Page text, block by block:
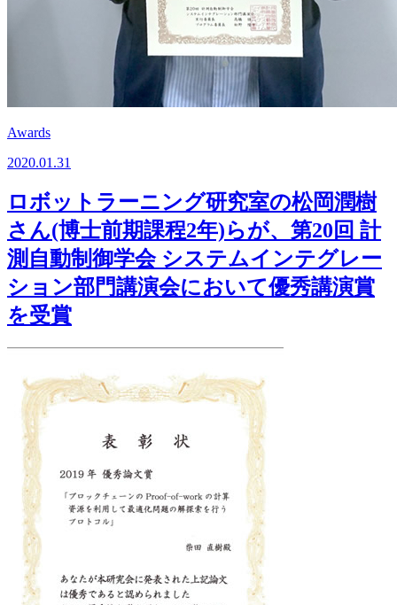
Awards
2020.01.31
ロボットラーニング研究室の松岡潤樹
さん(博士前期課程2年)らが、第20回 計
測自動制御学会 システムインテグレー
ション部門講演会において優秀講演賞
を受賞